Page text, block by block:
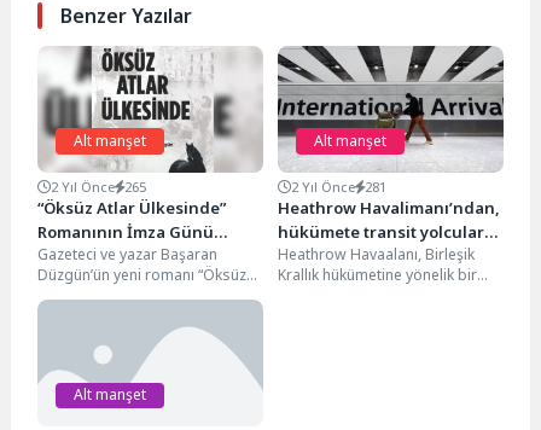
Benzer Yazılar
Alt manşet
2 Yıl Önce 265
“Öksüz Atlar Ülkesinde”
Romanının İmza Günü
Londra’da Yapılacak
Gazeteci ve yazar Başaran
Düzgün’ün yeni romanı “Öksüz
Atlar Ülkesinde”, 5 Ekim 2024
Alt manşet
2 Yıl Önce 281
Heathrow Havalimanı’ndan,
hükümete transit yolcular
için £10 ücreti kaldırma
çağrısı
Heathrow Havaalanı, Birleşik
Krallık hükümetine yönelik bir
Alt manşet